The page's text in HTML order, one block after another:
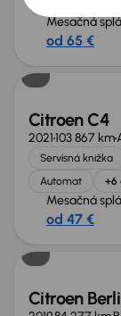
Mesačná
od 65 €
Zlacnené o
Citroen C4
2021103 867 km
Servisná knižka
Automat
+6
Mesačná
od 47 €
Zlacnené o
Citroen